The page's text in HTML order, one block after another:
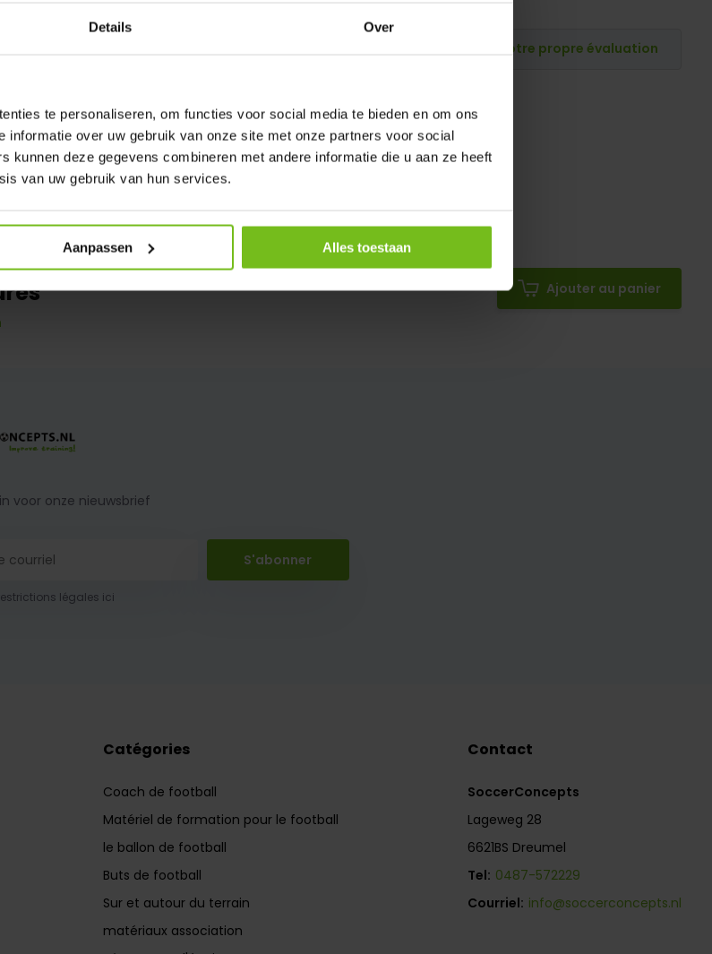
Details Over
te personaliseren, om functies voor social media te bieden en om ons
informatie over uw gebruik van onze site met onze partners voor social
kunnen deze gegevens combineren met andere informatie die u aan ze heeft
van uw gebruik van hun services.
Aanpassen Alles toestaan
Publiez votre propre évaluation
60 cm x 40 cm avec fibres
Ajouter au panier
voor onze nieuwsbrief
S'abonner
légales ici
Catégories
Coach de football
Matériel de formation pour le football
le ballon de football
Buts de football
Sur et autour du terrain
matériaux association
Contact
SoccerConcepts
Lageweg 28
6621BS Dreumel
Tel: 0487-572229
Courriel: info@soccerconcepts.nl